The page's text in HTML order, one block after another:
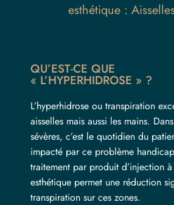
esthétique :
QU’EST-CE QUE
« L’HYPERHIDROSE » ?
L’hyperhidrose ou transpiration
aisselles mais aussi les mains.
sévères, c’est le quotidien du
impacté par ce problème
traitement par produit d’injection
esthétique permet une réduction
transpiration sur ces zones.